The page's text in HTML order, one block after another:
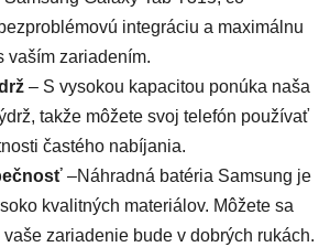
integráciu a maximálnu
vaším zariadením.
– S vysokou kapacitou ponúka naša
takže môžete svoj telefón používať
častého nabíjania.
–Náhradná batéria Samsung je
kvalitných materiálov. Môžete sa
zariadenie bude v dobrých rukách.